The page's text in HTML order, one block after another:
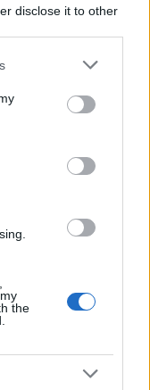
disclose it to other
or more Google
You may click to
party tags to
in below Google
the
και τον κόσμο.